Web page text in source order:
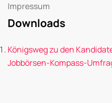
Impressum
Downloads
Königsweg zu den
Jobbörsen-Kompass-